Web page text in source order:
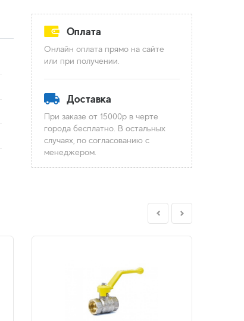
Оплата
Онлайн оплата прямо на сайте
или при получении.
Доставка
При заказе от 15000р в черте
города бесплатно. В остальных
случаях, по согласованию с
менеджером.